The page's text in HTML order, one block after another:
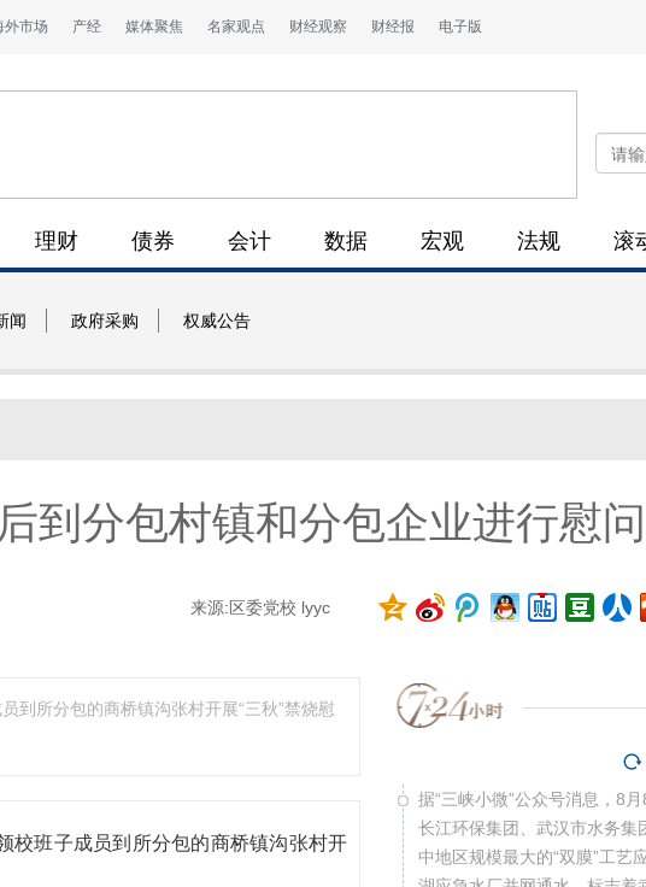
外市场 产经 媒体聚焦 名家观点 财经观察 财经报 电子版
理财 债券 会计 数据 宏观 法规 滚
闻 政府采购 权威公告
到分包村镇和分包企业进行慰
来源:区委党校 lyyc
到所分包的商桥镇沟张村开展“三秋”禁烧慰
校班子成员到所分包的商桥镇沟张村开
据“三峡小微”公众号消息，8
长江环保集团、武汉市水务集
中地区规模最大的“双膜”工